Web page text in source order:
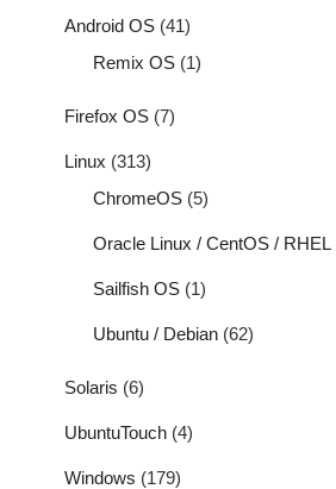
Android OS (41)
Remix OS (1)
Firefox OS (7)
Linux (313)
ChromeOS (5)
Oracle Linux / CentOS / RHEL
Sailfish OS (1)
Ubuntu / Debian (62)
Solaris (6)
UbuntuTouch (4)
Windows (179)